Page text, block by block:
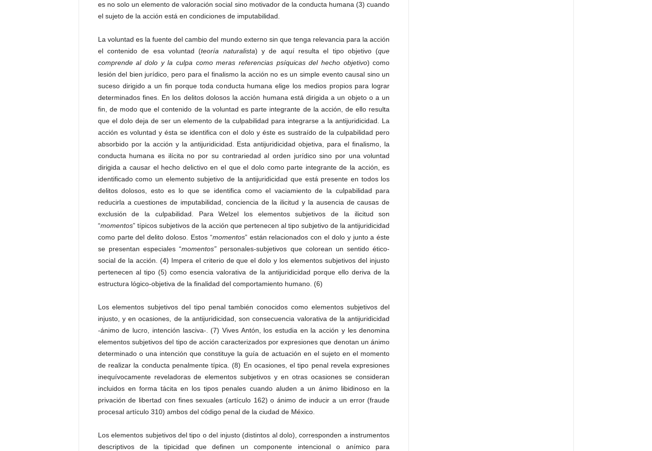
es no solo un elemento de valoración social sino motivador de la conducta humana (3) cuando
el sujeto de la acción está en condiciones de imputabilidad.
La voluntad es la fuente del cambio del mundo externo sin que tenga relevancia para la acción
el contenido de esa voluntad (teoría naturalista) y de aquí resulta el tipo objetivo (que
comprende al dolo y la culpa como meras referencias psíquicas del hecho objetivo) como
lesión del bien jurídico, pero para el finalismo la acción no es un simple evento causal sino un
suceso dirigido a un fin porque toda conducta humana elige los medios propios para lograr
determinados fines. En los delitos dolosos la acción humana está dirigida a un objeto o a un
fin, de modo que el contenido de la voluntad es parte integrante de la acción, de ello resulta
que el dolo deja de ser un elemento de la culpabilidad para integrarse a la antijuridicidad. La
acción es voluntad y ésta se identifica con el dolo y éste es sustraído de la culpabilidad pero
absorbido por la acción y la antijuridicidad. Esta antijuridicidad objetiva, para el finalismo, la
conducta humana es ilícita no por su contrariedad al orden jurídico sino por una voluntad
dirigida a causar el hecho delictivo en el que el dolo como parte integrante de la acción, es
identificado como un elemento subjetivo de la antijuridicidad que está presente en todos los
delitos dolosos, esto es lo que se identifica como el vaciamiento de la culpabilidad para
reducirla a cuestiones de imputabilidad, conciencia de la ilicitud y la ausencia de causas de
exclusión de la culpabilidad. Para Welzel los elementos subjetivos de la ilicitud son
“momentos” típicos subjetivos de la acción que pertenecen al tipo subjetivo de la antijuridicidad
como parte del delito doloso. Estos “momentos” están relacionados con el dolo y junto a éste
se presentan especiales “momentos” personales-subjetivos que colorean un sentido ético-
social de la acción. (4) Impera el criterio de que el dolo y los elementos subjetivos del injusto
pertenecen al tipo (5) como esencia valorativa de la antijuridicidad porque ello deriva de la
estructura lógico-objetiva de la finalidad del comportamiento humano. (6)
Los elementos subjetivos del tipo penal también conocidos como elementos subjetivos del
injusto, y en ocasiones, de la antijuridicidad, son consecuencia valorativa de la antijuridicidad
-ánimo de lucro, intención lasciva-. (7) Vives Antón, los estudia en la acción y les denomina
elementos subjetivos del tipo de acción caracterizados por expresiones que denotan un ánimo
determinado o una intención que constituye la guía de actuación en el sujeto en el momento
de realizar la conducta penalmente típica. (8) En ocasiones, el tipo penal revela expresiones
inequívocamente reveladoras de elementos subjetivos y en otras ocasiones se consideran
incluidos en forma tácita en los tipos penales cuando aluden a un ánimo libidinoso en la
privación de libertad con fines sexuales (artículo 162) o ánimo de inducir a un error (fraude
procesal artículo 310) ambos del código penal de la ciudad de México.
Los elementos subjetivos del tipo o del injusto (distintos al dolo), corresponden a instrumentos
descriptivos de la tipicidad que definen un componente intencional o anímico para